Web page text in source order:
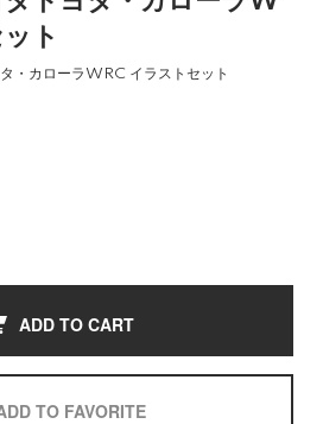
ト
・カローラWRC イラストセット
ADD TO CART
TO FAVORITE